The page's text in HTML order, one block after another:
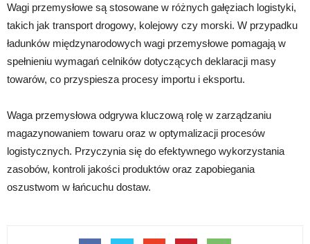
Wagi przemysłowe są stosowane w różnych gałęziach logistyki,
takich jak transport drogowy, kolejowy czy morski. W przypadku
ładunków międzynarodowych wagi przemysłowe pomagają w
spełnieniu wymagań celników dotyczących deklaracji masy
towarów, co przyspiesza procesy importu i eksportu.
Waga przemysłowa odgrywa kluczową rolę w zarządzaniu
magazynowaniem towaru oraz w optymalizacji procesów
logistycznych. Przyczynia się do efektywnego wykorzystania
zasobów, kontroli jakości produktów oraz zapobiegania
oszustwom w łańcuchu dostaw.